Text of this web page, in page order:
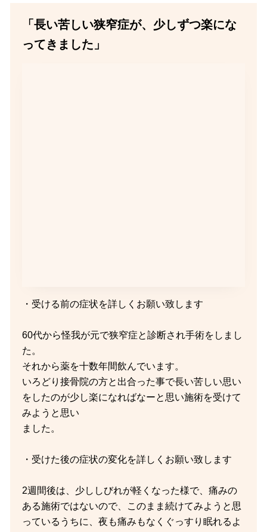
「長い苦しい狭窄症が、少しずつ楽にな
ってきました」
・受ける前の症状を詳しくお願い致します
60代から怪我が元で狭窄症と診断され手術をしまし
た。
それから薬を十数年間飲んでいます。
いろどり接骨院の方と出合った事で長い苦しい思い
をしたのが少し楽になればなーと思い施術を受けて
みようと思い
ました。
・受けた後の症状の変化を詳しくお願い致します
2週間後は、少ししびれが軽くなった様で、痛みの
ある施術ではないので、このまま続けてみようと思
っているうちに、夜も痛みもなくぐっすり眠れるよ